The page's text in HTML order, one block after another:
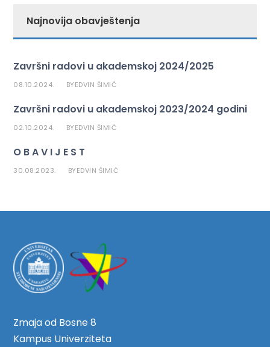
Najnovija obavještenja
Završni radovi u akademskoj 2024/2025
08.10.2024. BYEDVIN ŠIMIĆ
Završni radovi u akademskoj 2023/2024 godini
02.10.2024. BYEDVIN ŠIMIĆ
O B A V I J E S T
30.08.2023. BYEDVIN ŠIMIĆ
Zmaja od Bosne 8
Kampus Univerziteta